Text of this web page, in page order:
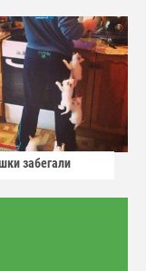
забегали